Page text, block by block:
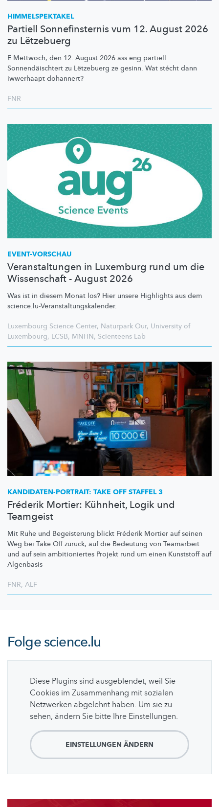
HIMMELSPEKTAKEL
Partiell Sonnefinsternis vum 12. August 2026
zu Lëtzebuerg
E Mëttwoch, den 12. August 2026 ass eng partiell
Sonnendäischtert zu Lëtzebuerg ze gesinn. Wat stécht dann
iwwerhaapt dohannert?
FNR
EVENT-VORSCHAU
Veranstaltungen in Luxemburg rund um die
Wissenschaft - August 2026
Was ist in diesem Monat los? Hier unsere Highlights aus dem
science.lu-Veranstaltungskalender.
Luxembourg Science Center, Naturpark Our, University of
Luxembourg, LCSB, MNHN, Scienteens Lab
KANDIDATEN-PORTRAIT: TAKE OFF STAFFEL 3
Fréderik Mortier: Kühnheit, Logik und
Teamgeist
Mit Ruhe und Begeisterung blickt Fréderik Mortier auf seinen
Weg bei Take Off zurück, auf die Bedeutung von Teamarbeit
und auf sein ambitioniertes Projekt rund um einen Kunststoff auf
Algenbasis
FNR, ALF
Folgescience.lu
Diese Plugins sind ausgeblendet, weil Sie
Cookies im Zusammenhang mit sozialen
Netzwerken abgelehnt haben. Um sie zu
sehen, ändern Sie bitte Ihre Einstellungen.
EINSTELLUNGEN ÄNDERN